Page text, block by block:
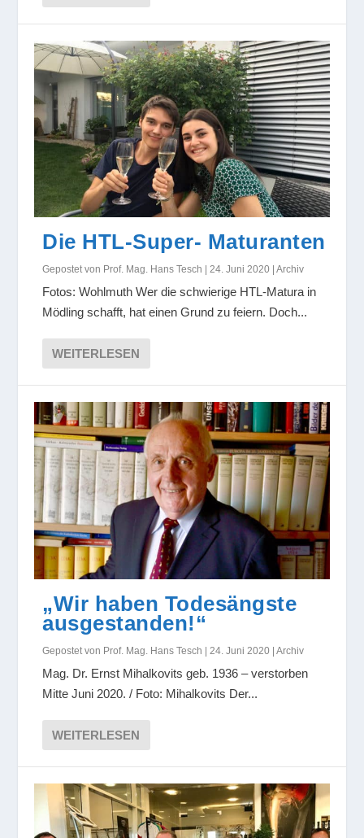
Die HTL-Super- Maturanten
Gepostet von Prof. Mag. Hans Tesch |24. Juni 2020 |Archiv
Fotos: Wohlmuth Wer die schwierige HTL-Matura in
Mödling schafft, hat einen Grund zu feiern. Doch...
WEITERLESEN
„Wir haben Todesängste
ausgestanden!“
Gepostet von Prof. Mag. Hans Tesch |24. Juni 2020 |Archiv
Mag. Dr. Ernst Mihalkovits geb. 1936 – verstorben
Mitte Juni 2020. / Foto: Mihalkovits Der...
WEITERLESEN